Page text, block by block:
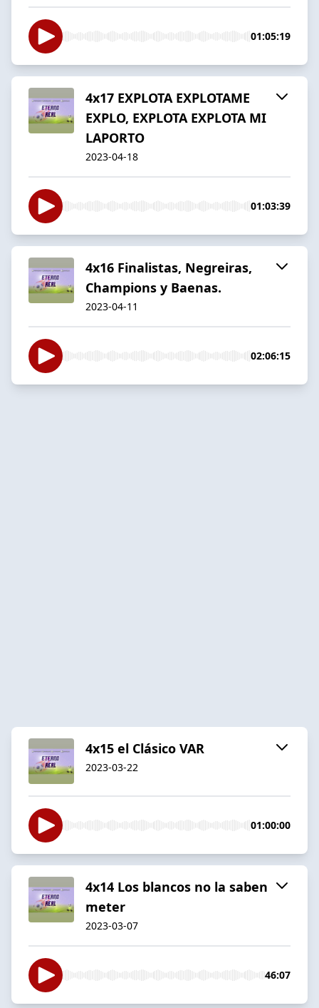
01:05:19
4x17 EXPLOTA EXPLOTAME
EXPLO, EXPLOTA EXPLOTA MI
LAPORTO
2023-04-18
01:03:39
4x16 Finalistas, Negreiras,
Champions y Baenas.
2023-04-11
02:06:15
4x15 el Clásico VAR
2023-03-22
01:00:00
4x14 Los blancos no la saben
meter
2023-03-07
46:07